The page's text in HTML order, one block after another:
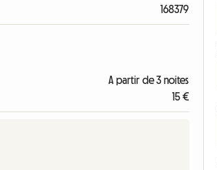
168379
A partir de 3 noites
15 €